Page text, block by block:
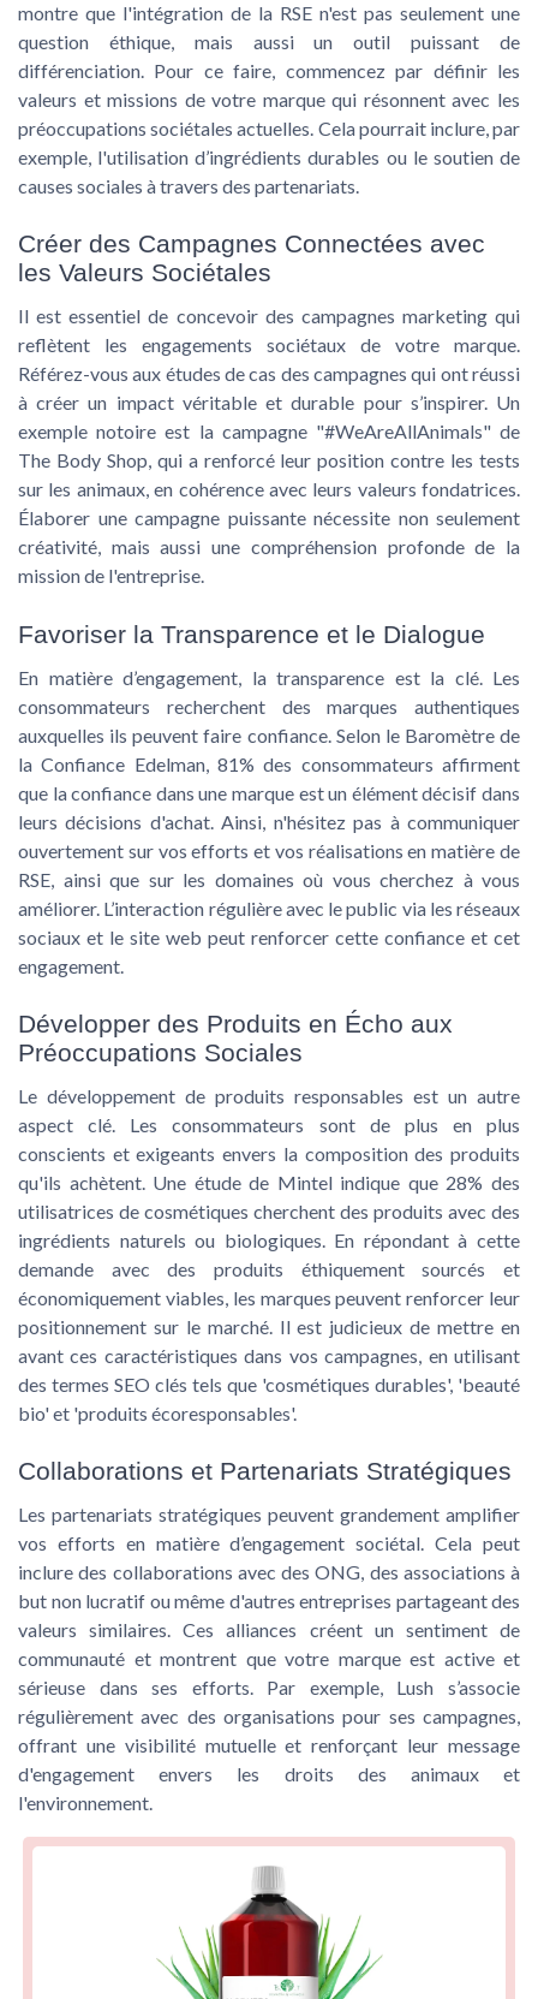
montre que l'intégration de la RSE n'est pas seulement une
question éthique, mais aussi un outil puissant de
différenciation. Pour ce faire, commencez par définir les
valeurs et missions de votre marque qui résonnent avec les
préoccupations sociétales actuelles. Cela pourrait inclure, par
exemple, l'utilisation d’ingrédients durables ou le soutien de
causes sociales à travers des partenariats.
Créer des Campagnes Connectées avec
les Valeurs Sociétales
Il est essentiel de concevoir des campagnes marketing qui
reflètent les engagements sociétaux de votre marque.
Référez-vous aux études de cas des campagnes qui ont réussi
à créer un impact véritable et durable pour s’inspirer. Un
exemple notoire est la campagne "#WeAreAllAnimals" de
The Body Shop, qui a renforcé leur position contre les tests
sur les animaux, en cohérence avec leurs valeurs fondatrices.
Élaborer une campagne puissante nécessite non seulement
créativité, mais aussi une compréhension profonde de la
mission de l'entreprise.
Favoriser la Transparence et le Dialogue
En matière d’engagement, la transparence est la clé. Les
consommateurs recherchent des marques authentiques
auxquelles ils peuvent faire confiance. Selon le Baromètre de
la Confiance Edelman, 81% des consommateurs affirment
que la confiance dans une marque est un élément décisif dans
leurs décisions d'achat. Ainsi, n'hésitez pas à communiquer
ouvertement sur vos efforts et vos réalisations en matière de
RSE, ainsi que sur les domaines où vous cherchez à vous
améliorer. L’interaction régulière avec le public via les réseaux
sociaux et le site web peut renforcer cette confiance et cet
engagement.
Développer des Produits en Écho aux
Préoccupations Sociales
Le développement de produits responsables est un autre
aspect clé. Les consommateurs sont de plus en plus
conscients et exigeants envers la composition des produits
qu'ils achètent. Une étude de Mintel indique que 28% des
utilisatrices de cosmétiques cherchent des produits avec des
ingrédients naturels ou biologiques. En répondant à cette
demande avec des produits éthiquement sourcés et
économiquement viables, les marques peuvent renforcer leur
positionnement sur le marché. Il est judicieux de mettre en
avant ces caractéristiques dans vos campagnes, en utilisant
des termes SEO clés tels que 'cosmétiques durables', 'beauté
bio' et 'produits écoresponsables'.
Collaborations et Partenariats Stratégiques
Les partenariats stratégiques peuvent grandement amplifier
vos efforts en matière d’engagement sociétal. Cela peut
inclure des collaborations avec des ONG, des associations à
but non lucratif ou même d'autres entreprises partageant des
valeurs similaires. Ces alliances créent un sentiment de
communauté et montrent que votre marque est active et
sérieuse dans ses efforts. Par exemple, Lush s’associe
régulièrement avec des organisations pour ses campagnes,
offrant une visibilité mutuelle et renforçant leur message
d'engagement envers les droits des animaux et
l'environnement.